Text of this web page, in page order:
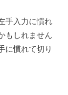
手入力に慣れ
もしれません
に慣れて切り